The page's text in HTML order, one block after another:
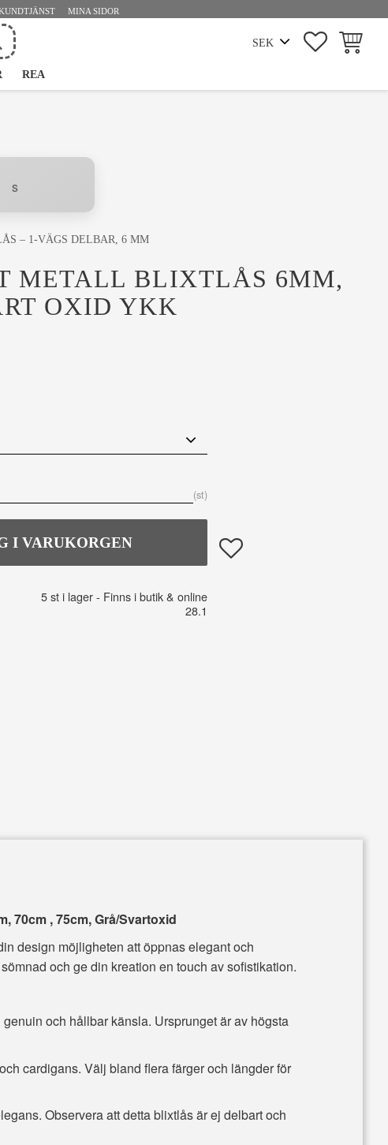
MINA SIDOR
REA
s
– 1-VÄGS DELBAR, 6 MM
METALL BLIXTLÅS 6MM,
OXID YKK
st
Lägg till i favoriter
5 st i lager
28.1
70cm , 75cm, Grå/Svartoxid
design möjligheten att öppnas elegant och
och ge din kreation en touch av sofistikation.
och hållbar känsla. Ursprunget är av högsta
cardigans. Välj bland flera färger och längder för
Observera att detta blixtlås är ej delbart och